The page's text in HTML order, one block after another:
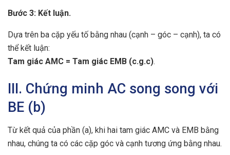
Bước 3: Kết luận.
Dựa trên ba cặp yếu tố bằng nhau (cạnh – góc – cạnh), ta có
thể kết luận:
Tam giác AMC = Tam giác EMB (c.g.c).
III. Chứng minh AC song song với
BE (b)
Từ kết quả của phần (a), khi hai tam giác AMC và EMB bằng
nhau, chúng ta có các cặp góc và cạnh tương ứng bằng nhau.